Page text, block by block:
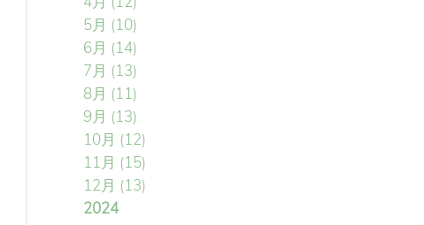
5月 (10)
6月 (14)
7月 (13)
8月 (11)
9月 (13)
10月 (12)
11月 (15)
12月 (13)
2024